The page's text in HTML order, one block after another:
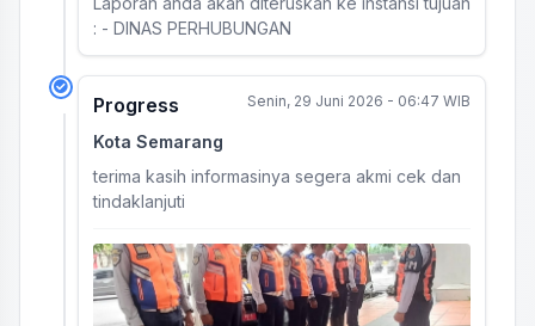
: - DINAS PERHUBUNGAN
Progress Senin, 29 Juni 2026 - 06:47 WIB
Kota Semarang
terima kasih informasinya segera akmi cek dan
tindaklanjuti